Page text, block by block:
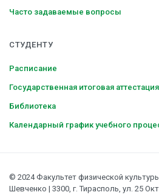
Часто задаваемые вопросы
СТУДЕНТУ
Расписание
Государственная итоговая аттестация
Библиотека
Календарный график учебного
© 2024 Факультет физической
Шевченко | 3300, г. Тирасполь, ул. 25